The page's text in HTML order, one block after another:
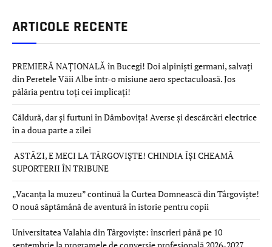
ARTICOLE RECENTE
PREMIERĂ NAȚIONALĂ în Bucegi! Doi alpiniști germani, salvați
din Peretele Văii Albe într-o misiune aero spectaculoasă. Jos
pălăria pentru toți cei implicați!
Căldură, dar și furtuni în Dâmbovița! Averse și descărcări electrice
în a doua parte a zilei
ASTĂZI, E MECI LA TÂRGOVIȘTE! CHINDIA ÎȘI CHEAMĂ
SUPORTERII ÎN TRIBUNE
„Vacanța la muzeu” continuă la Curtea Domnească din Târgoviște!
O nouă săptămână de aventură în istorie pentru copii
Universitatea Valahia din Târgoviște: înscrieri până pe 10
septembrie la programele de conversie profesională 2026-2027